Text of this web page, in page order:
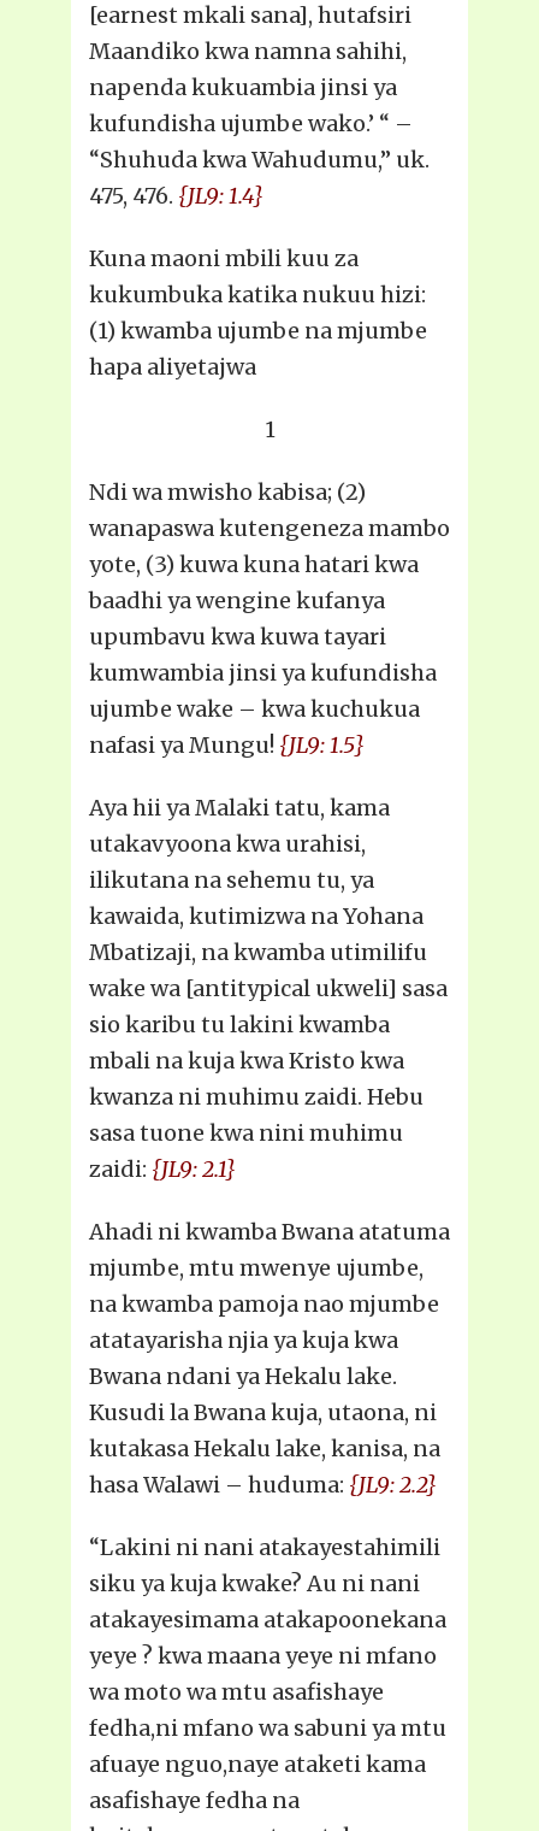
[earnest mkali sana], hutafsiri
Maandiko kwa namna sahihi,
napenda kukuambia jinsi ya
kufundisha ujumbe wako.’ “ –
“Shuhuda kwa Wahudumu,” uk.
475, 476. {JL9: 1.4}
Kuna maoni mbili kuu za
kukumbuka katika nukuu hizi:
(1) kwamba ujumbe na mjumbe
hapa aliyetajwa
1
Ndi wa mwisho kabisa; (2)
wanapaswa kutengeneza mambo
yote, (3) kuwa kuna hatari kwa
baadhi ya wengine kufanya
upumbavu kwa kuwa tayari
kumwambia jinsi ya kufundisha
ujumbe wake – kwa kuchukua
nafasi ya Mungu! {JL9: 1.5}
Aya hii ya Malaki tatu, kama
utakavyoona kwa urahisi,
ilikutana na sehemu tu, ya
kawaida, kutimizwa na Yohana
Mbatizaji, na kwamba utimilifu
wake wa [antitypical ukweli] sasa
sio karibu tu lakini kwamba
mbali na kuja kwa Kristo kwa
kwanza ni muhimu zaidi. Hebu
sasa tuone kwa nini muhimu
zaidi: {JL9: 2.1}
Ahadi ni kwamba Bwana atatuma
mjumbe, mtu mwenye ujumbe,
na kwamba pamoja nao mjumbe
atatayarisha njia ya kuja kwa
Bwana ndani ya Hekalu lake.
Kusudi la Bwana kuja, utaona, ni
kutakasa Hekalu lake, kanisa, na
hasa Walawi – huduma: {JL9: 2.2}
“Lakini ni nani atakayestahimili
siku ya kuja kwake? Au ni nani
atakayesimama atakapoonekana
yeye ? kwa maana yeye ni mfano
wa moto wa mtu asafishaye
fedha,ni mfano wa sabuni ya mtu
afuaye nguo,naye ataketi kama
asafishaye fedha na